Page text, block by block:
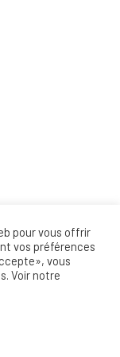
pour vous offrir
vos préférences
vous
Voir notre